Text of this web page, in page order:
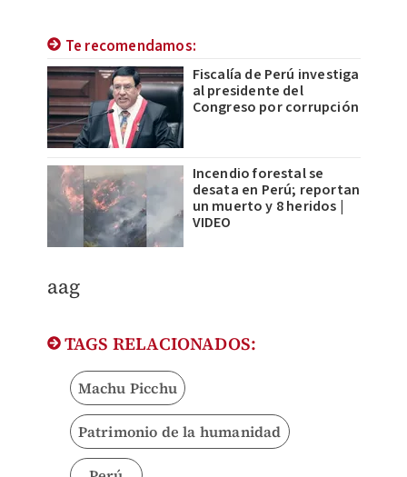
Te recomendamos:
Fiscalía de Perú investiga
al presidente del
Congreso por corrupción
Incendio forestal se
desata en Perú; reportan
un muerto y 8 heridos |
VIDEO
aag
TAGS RELACIONADOS:
Machu Picchu
Patrimonio de la humanidad